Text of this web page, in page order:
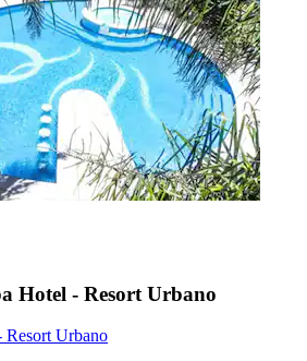
Hotel - Resort Urbano
Urbano